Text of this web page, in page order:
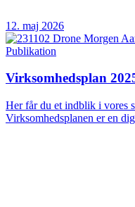
12. maj 2026
Publikation
Virksomhedsplan
Her får du et indblik i vores
Virksomhedsplanen er en